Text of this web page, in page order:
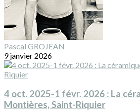
Pascal GROJEAN
9 janvier 2026
4 oct. 2025-1 févr. 2026 : La
Montières, Saint-Riquier